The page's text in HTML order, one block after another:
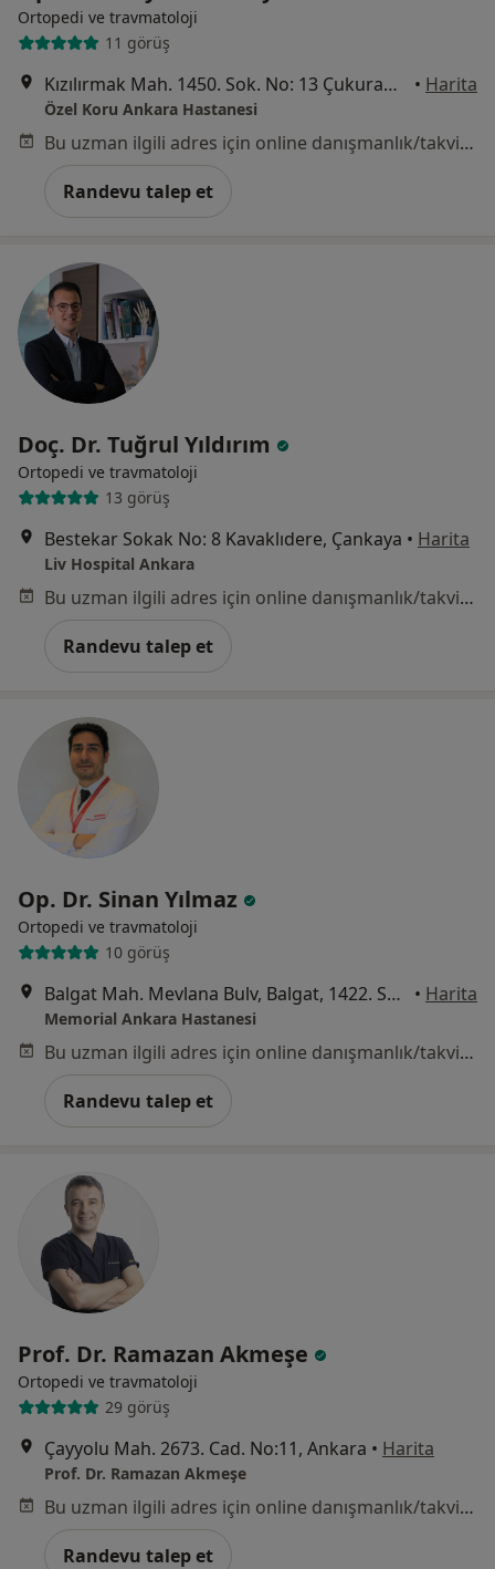
Ortopedi ve travmatoloji
11 görüş
Kızılırmak Mah. 1450. Sok. No: 13 Çukurambar, Ankara • Harita
Özel Koru Ankara Hastanesi
Bu uzman ilgili adres için online danışmanlık/takvim sunmuyor.
Randevu talep et
Doç. Dr. Tuğrul Yıldırım
Ortopedi ve travmatoloji
13 görüş
Bestekar Sokak No: 8 Kavaklıdere, Çankaya • Harita
Liv Hospital Ankara
Bu uzman ilgili adres için online danışmanlık/takvim sunmuyor.
Randevu talep et
Op. Dr. Sinan Yılmaz
Ortopedi ve travmatoloji
10 görüş
Balgat Mah. Mevlana Bulv, Balgat, 1422. Sk. No: 4,, Ankara • Harita
Memorial Ankara Hastanesi
Bu uzman ilgili adres için online danışmanlık/takvim sunmuyor.
Randevu talep et
Prof. Dr. Ramazan Akmeşe
Ortopedi ve travmatoloji
29 görüş
Çayyolu Mah. 2673. Cad. No:11, Ankara • Harita
Prof. Dr. Ramazan Akmeşe
Bu uzman ilgili adres için online danışmanlık/takvim sunmuyor.
Randevu talep et